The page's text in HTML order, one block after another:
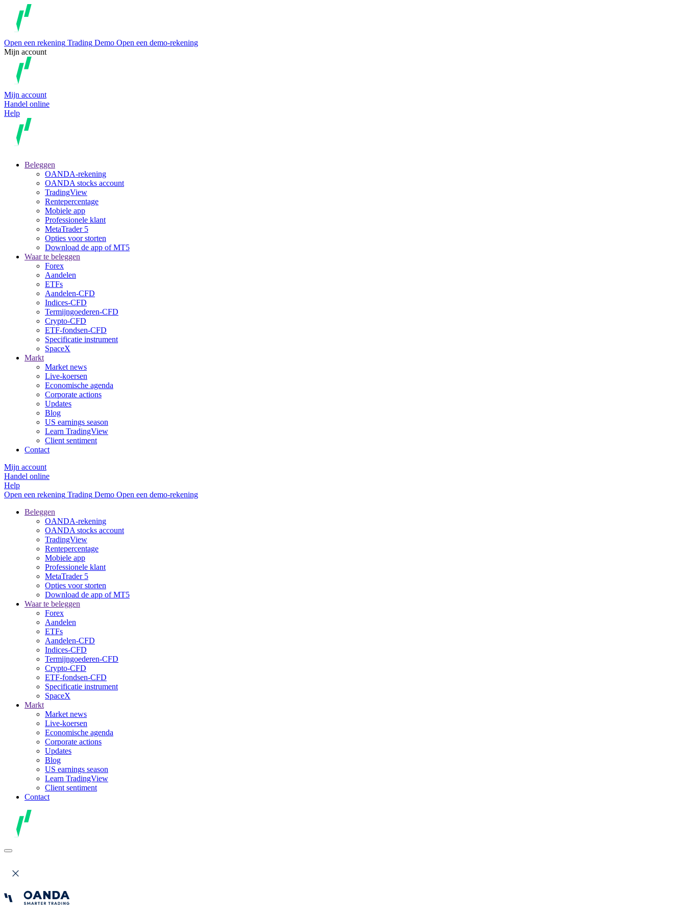
Open een rekening Trading Demo Open een demo-rekening
Mijn account
Mijn account
Handel online
Help
Beleggen
OANDA-rekening
OANDA stocks account
TradingView
Rentepercentage
Mobiele app
Professionele klant
MetaTrader 5
Opties voor storten
Download de app of MT5
Waar te beleggen
Forex
Aandelen
ETFs
Aandelen-CFD
Indices-CFD
Termijngoederen-CFD
Crypto-CFD
ETF-fondsen-CFD
Specificatie instrument
SpaceX
Markt
Market news
Live-koersen
Economische agenda
Corporate actions
Updates
Blog
US earnings season
Learn TradingView
Client sentiment
Contact
Mijn account
Handel online
Help
Open een rekening Trading Demo Open een demo-rekening
Beleggen
OANDA-rekening
OANDA stocks account
TradingView
Rentepercentage
Mobiele app
Professionele klant
MetaTrader 5
Opties voor storten
Download de app of MT5
Waar te beleggen
Forex
Aandelen
ETFs
Aandelen-CFD
Indices-CFD
Termijngoederen-CFD
Crypto-CFD
ETF-fondsen-CFD
Specificatie instrument
SpaceX
Markt
Market news
Live-koersen
Economische agenda
Corporate actions
Updates
Blog
US earnings season
Learn TradingView
Client sentiment
Contact